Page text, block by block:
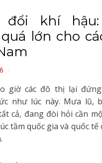
đổi khí hậu:
lớn cho
giờ các đô thị lại
như lúc này. Mưa lũ,
cả, đang đòi hỏi cần
tầm quốc gia và quốc tế